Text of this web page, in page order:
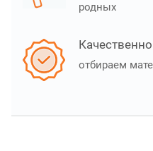
родных
Качественно
отбираем